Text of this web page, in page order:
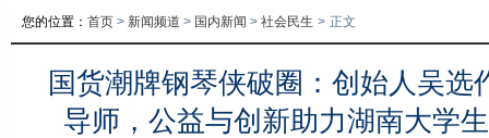
您的位置： 首页 > 新闻频道 > 国内新闻 > 社会民生 > 正文
国货潮牌钢琴侠破圈：创始人吴选
导师，公益与创新助力湖南大学